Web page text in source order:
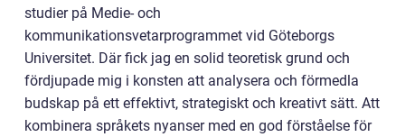
studier på Medie- och
kommunikationsvetarprogrammet vid Göteborgs
Universitet. Där fick jag en solid teoretisk grund och
fördjupade mig i konsten att analysera och förmedla
budskap på ett effektivt, strategiskt och kreativt sätt. Att
kombinera språkets nyanser med en god förståelse för